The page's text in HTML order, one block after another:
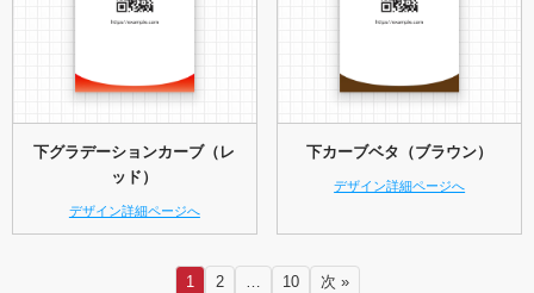
下グラデーションカーブ（レ
ッド）
デザイン詳細ページへ
下カーブベタ（ブラウン）
デザイン詳細ページへ
1 2 … 10 次 »